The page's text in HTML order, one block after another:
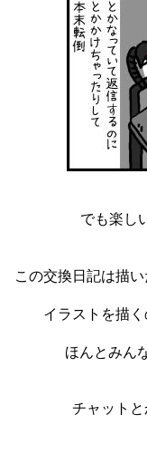
でも楽し
この交換日記は描
イラストを描
ほんとみん
チャット